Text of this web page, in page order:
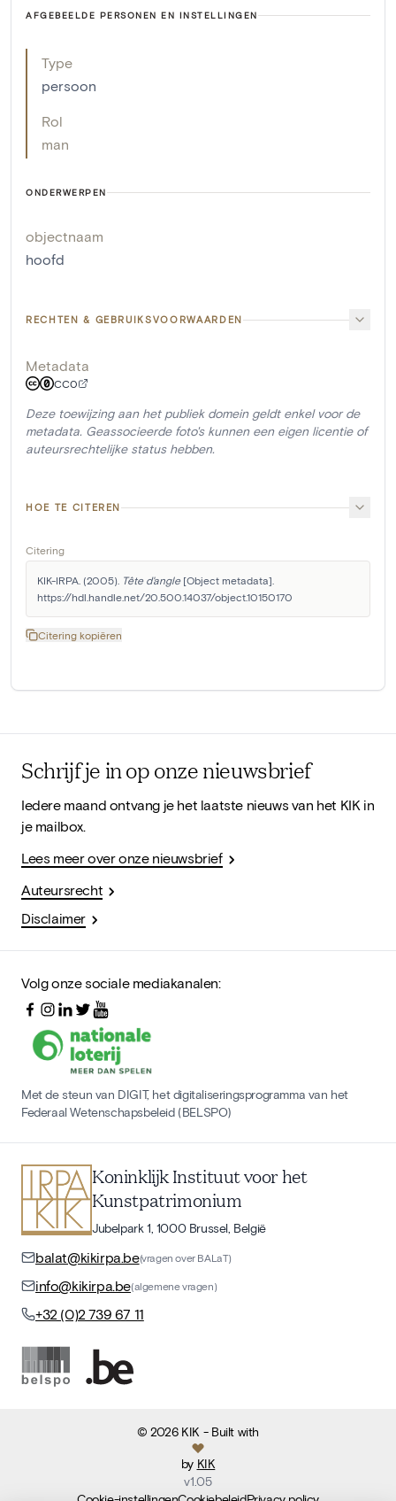
AFGEBEELDE PERSONEN EN INSTELLINGEN
Type
persoon
Rol
man
ONDERWERPEN
objectnaam
hoofd
RECHTEN & GEBRUIKSVOORWAARDEN
Metadata
CC0
Deze toewijzing aan het publiek domein geldt enkel voor de
metadata. Geassocieerde foto's kunnen een eigen licentie of
auteursrechtelijke status hebben.
HOE TE CITEREN
Citering
KIK-IRPA. (2005). Tête d'angle [Object metadata].
https://hdl.handle.net/20.500.14037/object.10150170
Citering kopiëren
Schrijf je in op onze nieuwsbrief
Iedere maand ontvang je het laatste nieuws van het KIK in
je mailbox.
Lees meer over onze nieuwsbrief
Auteursrecht
Disclaimer
Volg onze sociale mediakanalen:
Met de steun van DIGIT, het digitaliseringsprogramma van het
Federaal Wetenschapsbeleid (BELSPO)
Koninklijk Instituut voor het
Kunstpatrimonium
Jubelpark 1, 1000 Brussel, België
balat@kikirpa.be(vragen over BALaT)
info@kikirpa.be(algemene vragen)
+32 (0)2 739 67 11
©2026 KIK - Built with
by KIK
v1.05